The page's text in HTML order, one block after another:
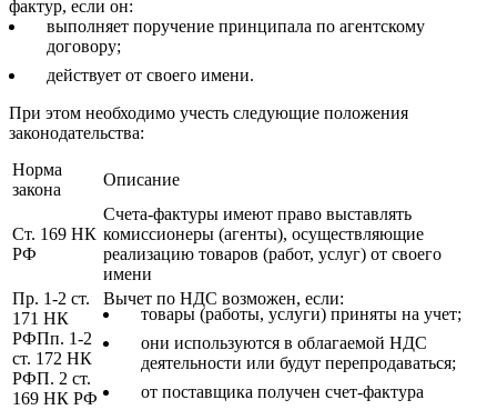
фактур, если он:
выполняет поручение принципала по агентскому
договору;
действует от своего имени.
При этом необходимо учесть следующие положения
законодательства:
Норма
закона
Описание
Ст. 169 НК
РФ
Счета-фактуры имеют право выставлять
комиссионеры (агенты), осуществляющие
реализацию товаров (работ, услуг) от своего
имени
Пр. 1-2 ст.
171 НК
РФПп. 1-2
ст. 172 НК
РФП. 2 ст.
169 НК РФ
Вычет по НДС возможен, если:
товары (работы, услуги) приняты на учет;
они используются в облагаемой НДС
деятельности или будут перепродаваться;
от поставщика получен счет-фактура